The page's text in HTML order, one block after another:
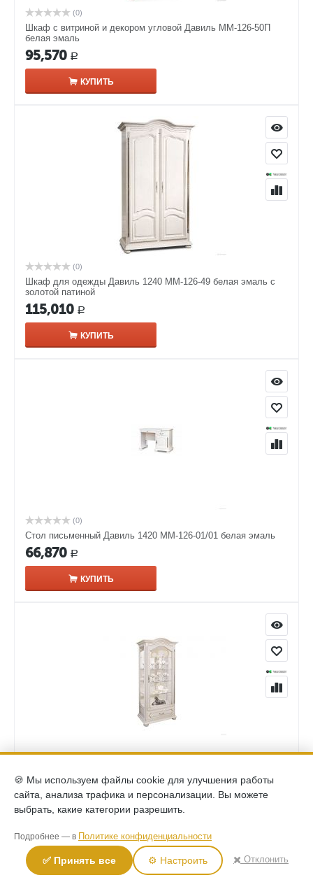
(0)
Шкаф с витриной и декором угловой Давиль ММ-126-50П
белая эмаль
95,570 Р
КУПИТЬ
(0)
Шкаф для одежды Давиль 1240 ММ-126-49 белая эмаль с
золотой патиной
115,010 Р
КУПИТЬ
(0)
Стол письменный Давиль 1420 ММ-126-01/01 белая эмаль
66,870 Р
КУПИТЬ
Шкаф с витриной и декором Давиль левый ММ-126-54Л
белая эмаль с золотой патиной
111,690 Р
КУПИТЬ
🍪 Мы используем файлы cookie для улучшения работы
сайта, анализа трафика и персонализации. Вы можете
выбрать, какие категории разрешить.
Подробнее — в Политике конфиденциальности
✅ Принять все ⚙️ Настроить ✖️ Отклонить